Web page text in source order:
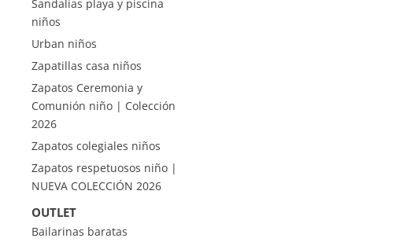
Sandalias playa y piscina
niños
Urban niños
Zapatillas casa niños
Zapatos Ceremonia y
Comunión niño | Colección
2026
Zapatos colegiales niños
Zapatos respetuosos niño |
NUEVA COLECCIÓN 2026
OUTLET
Bailarinas baratas